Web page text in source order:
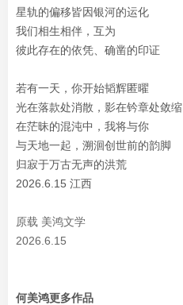
星轨的偏移皆因银河的运化
我们相生相伴，互为
彼此存在的依凭、确凿的印证
若有一天，你开始韬辉匿曜
光在落款处消散，影在钤章处敛缩
在茫昧的混沌中，我将与你
与天地一起，溯洄创世前的韵脚
归寂于万古无声的洪荒
2026.6.15 江西
原载 美鸿文学
2026.6.15
何美鸿更多作品